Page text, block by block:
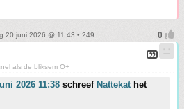
20 juni 2026 @ 11:43 • 249
als de bliksem O+
2026 11:38 schreef Nattekat het